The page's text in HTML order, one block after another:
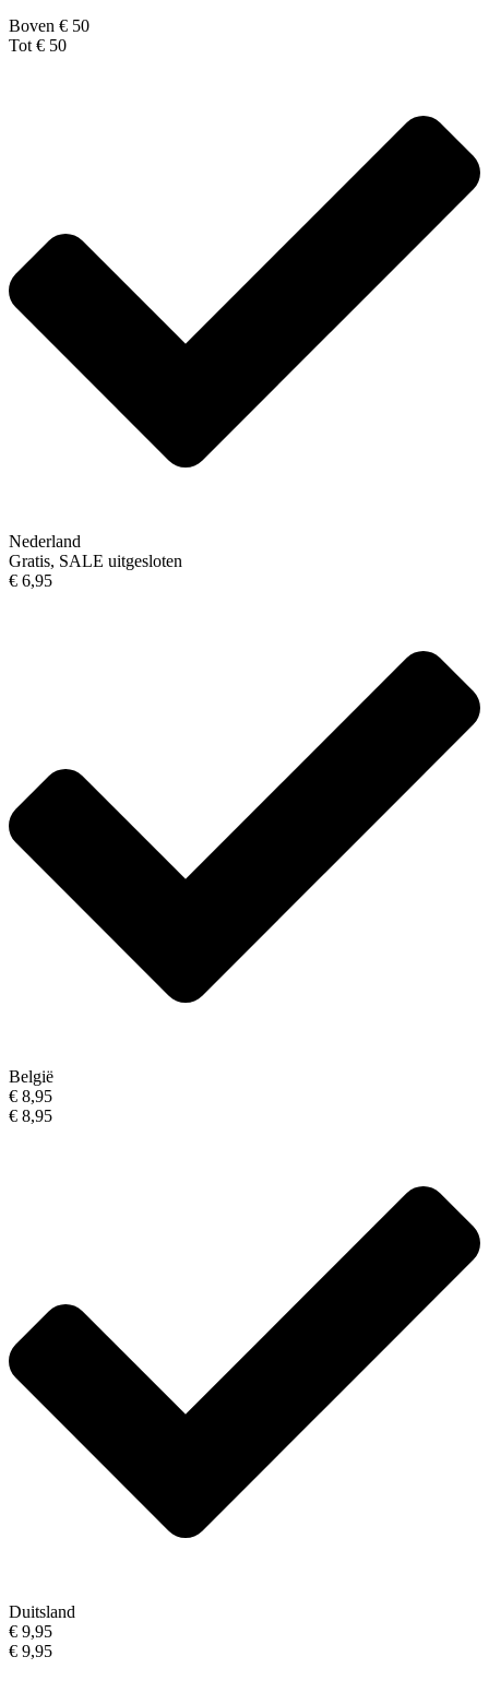
Boven € 50
Tot € 50
Nederland
Gratis, SALE uitgesloten
€ 6,95
België
€ 8,95
€ 8,95
Duitsland
€ 9,95
€ 9,95